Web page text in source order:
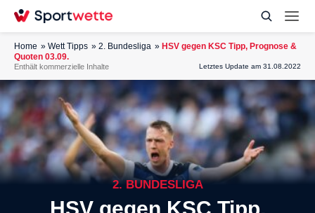
Home Wett Tipps 2. Bundesliga
HSV gegen KSC Tipp, Prognose &
Quoten 03.09.
Enthält kommerzielle Inhalte Letztes Update am 31.08.2022
2. BUNDESLIGA
HSV gegen KSC Tipp,